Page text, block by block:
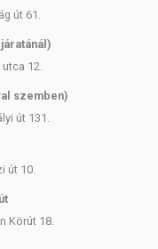
út 61.
12.
szemben)
út 131.
út 10.
Körút 18.